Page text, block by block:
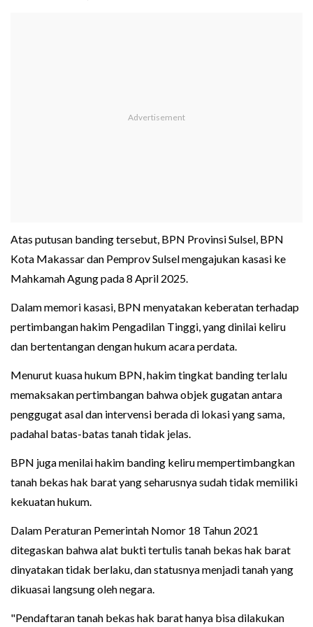
Atas putusan banding tersebut, BPN Provinsi Sulsel, BPN
Kota Makassar dan Pemprov Sulsel mengajukan kasasi ke
Mahkamah Agung pada 8 April 2025.
Dalam memori kasasi, BPN menyatakan keberatan terhadap
pertimbangan hakim Pengadilan Tinggi, yang dinilai keliru
dan bertentangan dengan hukum acara perdata.
Menurut kuasa hukum BPN, hakim tingkat banding terlalu
memaksakan pertimbangan bahwa objek gugatan antara
penggugat asal dan intervensi berada di lokasi yang sama,
padahal batas-batas tanah tidak jelas.
BPN juga menilai hakim banding keliru mempertimbangkan
tanah bekas hak barat yang seharusnya sudah tidak memiliki
kekuatan hukum.
Dalam Peraturan Pemerintah Nomor 18 Tahun 2021
ditegaskan bahwa alat bukti tertulis tanah bekas hak barat
dinyatakan tidak berlaku, dan statusnya menjadi tanah yang
dikuasai langsung oleh negara.
"Pendaftaran tanah bekas hak barat hanya bisa dilakukan